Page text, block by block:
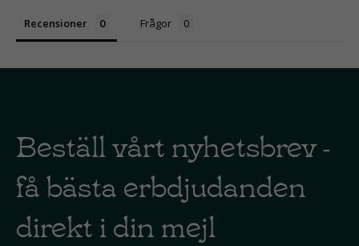
Recensioner Frågor
Beställ vårt nyhetsbrev -
få bästa erbdjudanden
direkt i din mejl